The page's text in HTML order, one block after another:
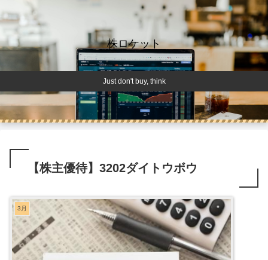
株ロケット
Just don't buy, think
【株主優待】3202ダイトウボウ
3月